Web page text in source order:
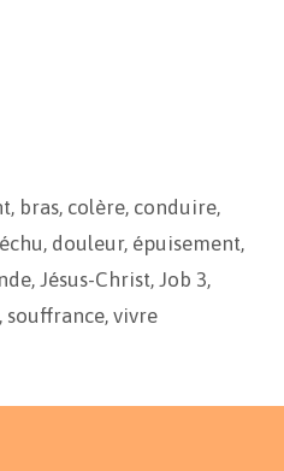
, bras, colère, conduire,
, douleur, épuisement,
, Jésus-Christ, Job 3,
, souffrance, vivre